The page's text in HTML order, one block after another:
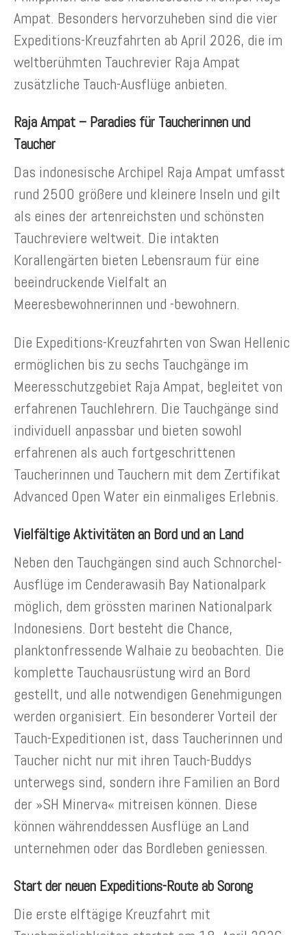
Ampat. Besonders hervorzuheben sind die vier
Expeditions-Kreuzfahrten ab April 2026, die im
weltberühmten Tauchrevier Raja Ampat
zusätzliche Tauch-Ausflüge anbieten.
Raja Ampat – Paradies für Taucherinnen und
Taucher
Das indonesische Archipel Raja Ampat umfasst
rund 2500 größere und kleinere Inseln und gilt
als eines der artenreichsten und schönsten
Tauchreviere weltweit. Die intakten
Korallengärten bieten Lebensraum für eine
beeindruckende Vielfalt an
Meeresbewohnerinnen und -bewohnern.
Die Expeditions-Kreuzfahrten von Swan Hellenic
ermöglichen bis zu sechs Tauchgänge im
Meeresschutzgebiet Raja Ampat, begleitet von
erfahrenen Tauchlehrern. Die Tauchgänge sind
individuell anpassbar und bieten sowohl
erfahrenen als auch fortgeschrittenen
Taucherinnen und Tauchern mit dem Zertifikat
Advanced Open Water ein einmaliges Erlebnis.
Vielfältige Aktivitäten an Bord und an Land
Neben den Tauchgängen sind auch Schnorchel-
Ausflüge im Cenderawasih Bay Nationalpark
möglich, dem grössten marinen Nationalpark
Indonesiens. Dort besteht die Chance,
planktonfressende Walhaie zu beobachten. Die
komplette Tauchausrüstung wird an Bord
gestellt, und alle notwendigen Genehmigungen
werden organisiert. Ein besonderer Vorteil der
Tauch-Expeditionen ist, dass Taucherinnen und
Taucher nicht nur mit ihren Tauch-Buddys
unterwegs sind, sondern ihre Familien an Bord
der »SH Minerva« mitreisen können. Diese
können währenddessen Ausflüge an Land
unternehmen oder das Bordleben geniessen.
Start der neuen Expeditions-Route ab Sorong
Die erste elftägige Kreuzfahrt mit